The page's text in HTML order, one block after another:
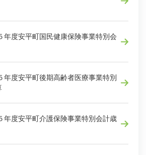
度安平町国民健康保険事業特別会
度安平町後期高齢者医療事業特別
度安平町介護保険事業特別会計歳